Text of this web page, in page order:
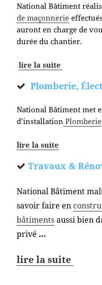
National Bâtiment
de maçonnerie
auront en charge de
durée du chantier.
lire la suite
Plomberie,
National Bâtiment met
d’installation Plomberie
lire la suite
Travaux &
National Bâtiment
savoir faire en
bâtimentsaussi bien
privé …
lire la suite